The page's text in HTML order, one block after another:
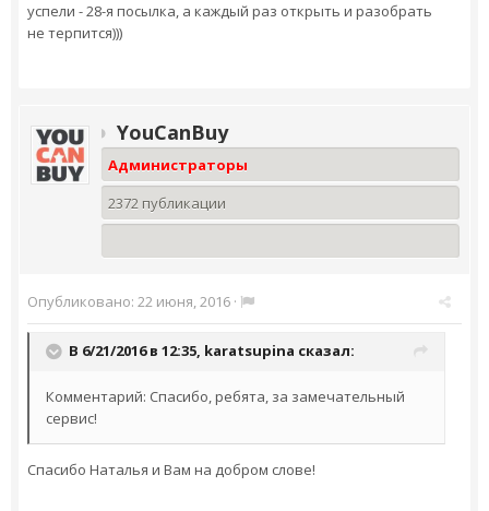
успели - 28-я посылка, а каждый раз открыть и разобрать
не терпится)))
YouCanBuy
Администраторы
2372 публикации
Опубликовано: 22 июня, 2016 ·
В 6/21/2016 в 12:35, karatsupina сказал:
Комментарий: Спасибо, ребята, за замечательный
сервис!
Спасибо Наталья и Вам на добром слове!